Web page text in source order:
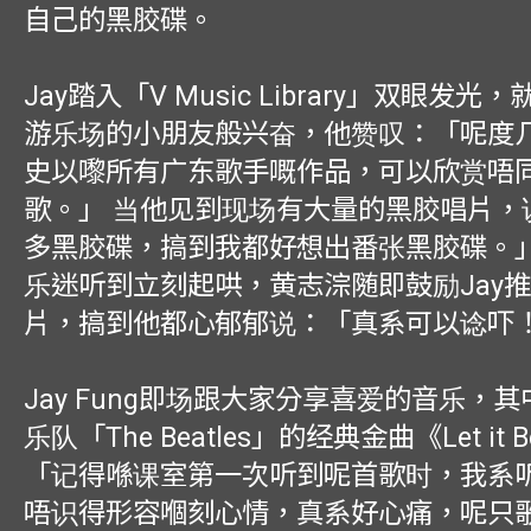
自己的黑胶碟。
Jay踏入「V Music Library」双眼发光，
游乐场的小朋友般兴奋，他赞叹：「呢度
史以嚟所有广东歌手嘅作品，可以欣赏唔
歌。」 当他见到现场有大量的黑胶唱片
多黑胶碟，搞到我都好想出番张黑胶碟。
乐迷听到立刻起哄，黄志淙随即鼓励Jay
片，搞到他都心郁郁说：「真系可以谂吓
Jay Fung即场跟大家分享喜爱的音乐，其
乐队「The Beatles」的经典金曲《Let it
「记得喺课室第一次听到呢首歌时，我系
唔识得形容嗰刻心情，真系好心痛，呢只